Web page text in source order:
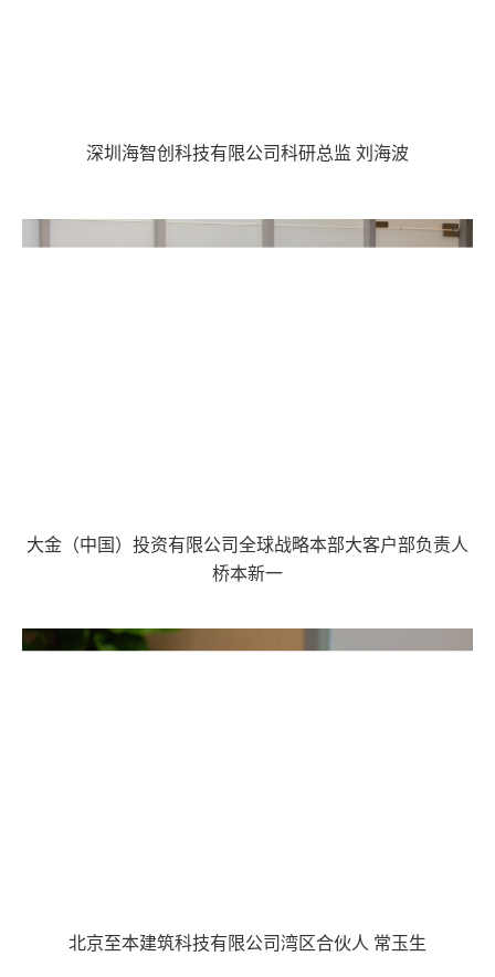
深圳海智创科技有限公司科研总监 刘海波
大金（中国）投资有限公司全球战略本部大客户部负责人
桥本新一
北京至本建筑科技有限公司湾区合伙人 常玉生